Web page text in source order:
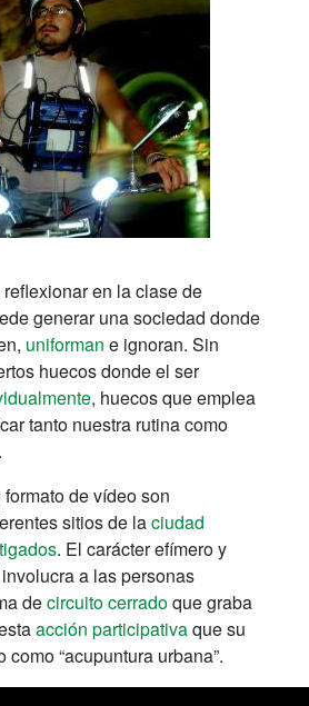
en la clase de
generar una sociedad donde
uniforman e ignoran. Sin
huecos donde el ser
, huecos que emplea
tanto nuestra rutina como
de vídeo son
sitios de laciudad
. El carácter efímero y
a las personas
decircuito cerradoque graba
acción participativaque su
“acupuntura urbana”.